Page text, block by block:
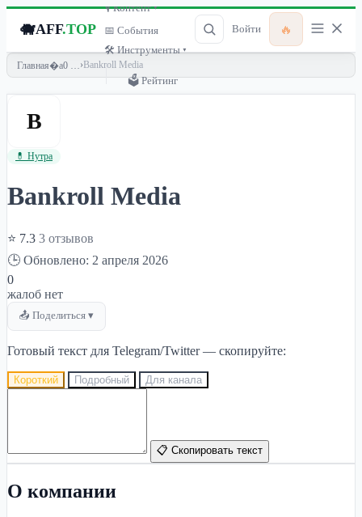
🐗AFF.TOP
🎙 Контент ▾
📅 События
🛠 Инструменты ▾
🗳 Рейтинг
Войти 🔥
Главная › Bankroll Media
B
💊 Нутра
Bankroll Media
⭐ 7.3 3 отзывов
🕒 Обновлено: 2 апреля 2026
0
жалоб нет
📤 Поделиться ▾
Готовый текст для Telegram/Twitter — скопируйте:
Короткий Подробный Для канала
📋 Скопировать текст
О компании